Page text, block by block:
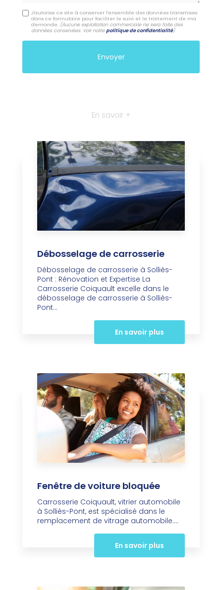
J'autorise ce site à conserver l'ensemble des données transmises
dans ce formulaire pour faciliter le suivi et le traitement de ma
demande. (Aucune exploitation commerciale ne sera faite des
données conservées. Voir notre politique de confidentialité)
En savoir +
Débosselage de carrosserie
Débosselage de carrosserie à Solliès-
Pont : Rénovation et Expertise La
Carrosserie Coiquault excelle dans le
débosselage de carrosserie à Solliès-
Pont...
En savoir plus
Fenêtre de voiture bloquée
Carrosserie Coiquault, vitrier automobile
à Solliès-Pont, est spécialisé dans le
remplacement de vitrage automobile....
En savoir plus